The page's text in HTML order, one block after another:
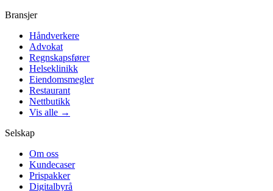
Bransjer
Håndverkere
Advokat
Regnskapsfører
Helseklinikk
Eiendomsmegler
Restaurant
Nettbutikk
Vis alle →
Selskap
Om oss
Kundecaser
Prispakker
Digitalbyrå